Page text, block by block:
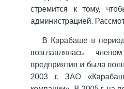
стремится к тому,
администрацией.
В Карабаше в
возглавлялась
предприятия и была
2003 г. ЗАО